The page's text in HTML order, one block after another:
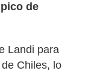
de
Landi para
Chiles, lo